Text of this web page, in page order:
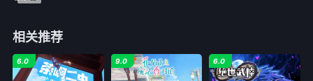
相关推荐
6.0 9.0 6.0